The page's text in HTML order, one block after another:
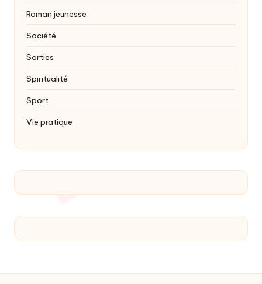
Roman jeunesse
Société
Sorties
Spiritualité
Sport
Vie pratique